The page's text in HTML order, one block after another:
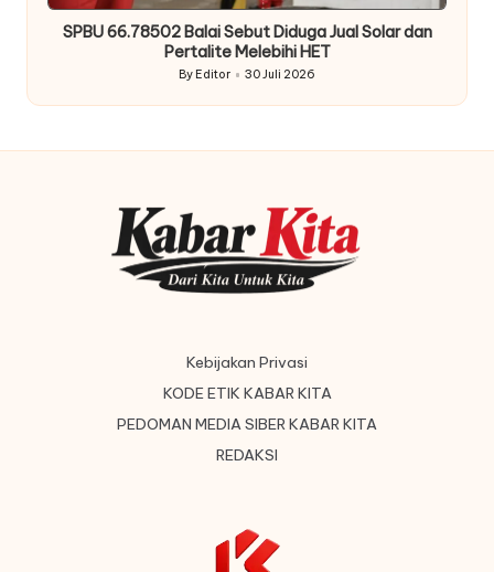
SPBU 66.78502 Balai Sebut Diduga Jual Solar dan
Pertalite Melebihi HET
Posted
by
By Editor 30 Juli 2026
Kebijakan Privasi
KODE ETIK KABAR KITA
PEDOMAN MEDIA SIBER KABAR KITA
REDAKSI